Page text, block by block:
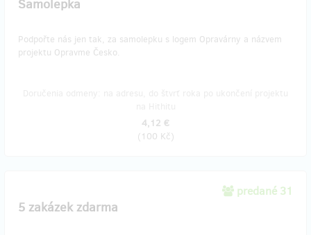
Samolepka
Podpořte nás jen tak, za samolepku s logem Opravárny a názvem
projektu Opravme Česko.
4,12 €
(100 Kč)
predané 31
5 zakázek zdarma